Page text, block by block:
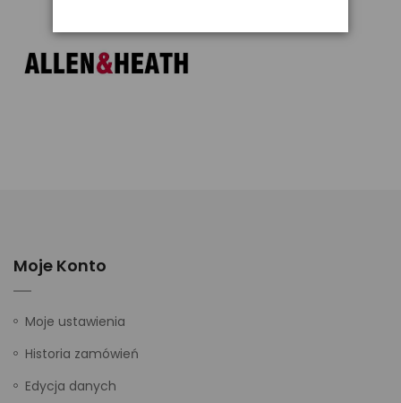
Moje Konto
Moje ustawienia
Historia zamówień
Edycja danych